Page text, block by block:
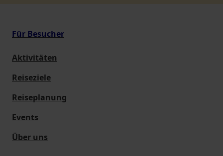
Für Besucher
Aktivitäten
Reiseziele
Reiseplanung
Events
Über uns